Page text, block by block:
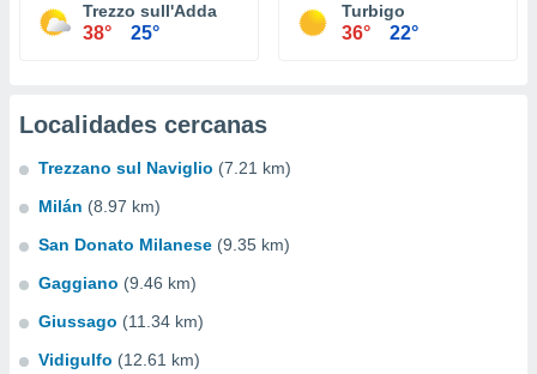
Trezzo sull'Adda
38° 25°
Turbigo
36° 22°
Localidades cercanas
Trezzano sul Naviglio (7.21 km)
Milán (8.97 km)
San Donato Milanese (9.35 km)
Gaggiano (9.46 km)
Giussago (11.34 km)
Vidigulfo (12.61 km)